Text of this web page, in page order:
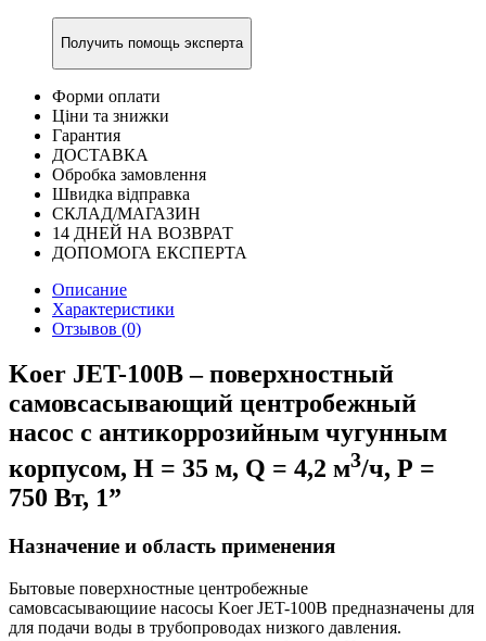
Получить помощь эксперта
Форми оплати
Ціни та знижки
Гарантия
ДОСТАВКА
Обробка замовлення
Швидка відправка
СКЛАД/МАГАЗИН
14 ДНЕЙ НА ВОЗВРАТ
ДОПОМОГА ЕКСПЕРТА
Описание
Характеристики
Отзывов (0)
Koer JET-100B – поверхностный
самовсасывающий центробежный
насос с антикоррозийным чугунным
корпусом, Н = 35 м, Q = 4,2 м3/ч, Р =
750 Вт, 1”
Назначение и область применения
Бытовые поверхностные центробежные
самовсасывающиие насосы Koer JET-100B предназначены для
для подачи воды в трубопроводах низкого давления.